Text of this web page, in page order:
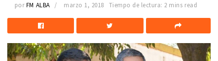
por FM ALBA marzo 1, 2018 Tiempo de lectura: 2 mins read